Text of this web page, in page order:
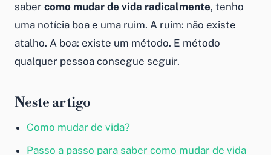
saber como mudar de vida radicalmente, tenho
uma notícia boa e uma ruim. A ruim: não existe
atalho. A boa: existe um método. E método
qualquer pessoa consegue seguir.
Neste artigo
Como mudar de vida?
Passo a passo para saber como mudar de vida